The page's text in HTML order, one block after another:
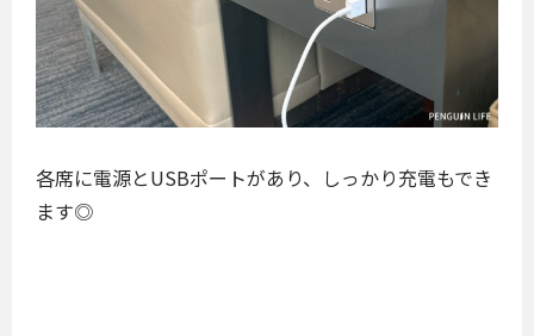
各席に電源とUSBポートがあり、しっかり充電もでき
ます◎